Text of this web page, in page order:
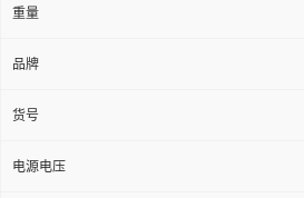
重量
品牌
货号
电源电压